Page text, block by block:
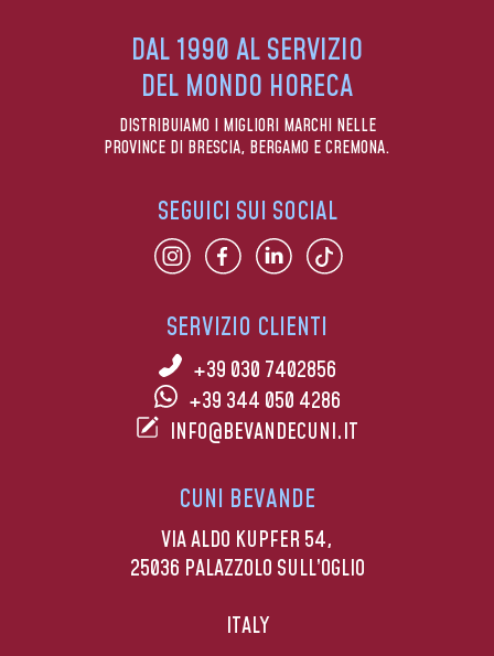
DAL 1990 AL SERVIZIO
DEL MONDO HORECA
DISTRIBUIAMO I MIGLIORI MARCHI NELLE
PROVINCE DI BRESCIA, BERGAMO E CREMONA.
SERVIZIO CLIENTI
+39 030 7402856
+39 344 050 4286
INFO@BEVANDECUNI.IT
CUNI BEVANDE
VIA ALDO KUPFER 54,
25036 PALAZZOLO SULL’OGLIO
ITALY
SEGUICI SUI SOCIAL